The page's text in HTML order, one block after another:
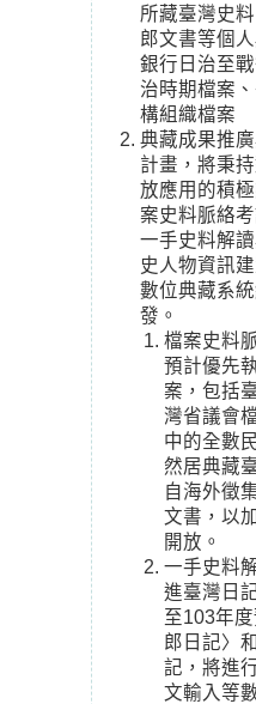
所藏臺灣史
郎文書等個
銀行日治至
治時期檔案
構組織檔案
典藏成果推
計畫，將秉
放應用的積
案史料脈絡
一手史料解
史人物資訊
數位典藏系
發。
檔案史料
預計優先
案，包括
灣省議會
中的全數
然居典藏
自海外徵
文書，以
開放。
一手史料
進臺灣日
至103年
郎日記〉
記，將進
文輸入等